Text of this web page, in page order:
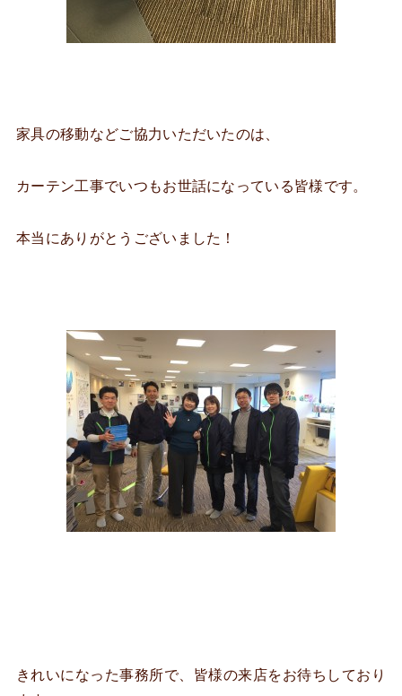
家具の移動などご協力いただいたのは、
カーテン工事でいつもお世話になっている皆様です。
本当にありがとうございました！
きれいになった事務所で、皆様の来店をお待ちしており